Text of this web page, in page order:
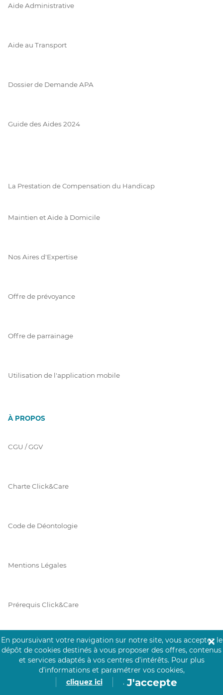
Aide Administrative
Aide au Transport
Dossier de Demande APA
Guide des Aides 2024
La Prestation de Compensation du Handicap
Maintien et Aide à Domicile
Nos Aires d'Expertise
Offre de prévoyance
Offre de parrainage
Utilisation de l'application mobile
À PROPOS
CGU / GGV
Charte Click&Care
Code de Déontologie
Mentions Légales
Prérequis Click&Care
Protection des Données
En poursuivant votre navigation sur notre site, vous acceptez le
dépôt de cookies destinés à vous proposer des offres, contenus
et services adaptés à vos centres d’intérêts. Pour plus
d’informations et paramétrer vos cookies,
cliquez ici
. J'accepte
✕